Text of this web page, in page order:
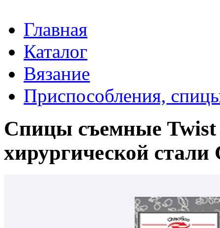
Главная
Каталог
Вязание
Приспособления,
Спицы съемные Twist
хирургической стали